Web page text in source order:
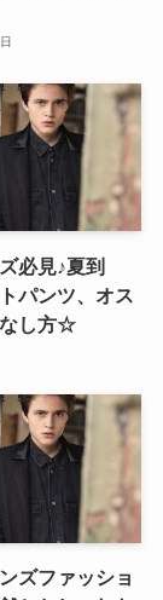
必見♪夏到
パンツ、オス
し方☆
ズファッショ